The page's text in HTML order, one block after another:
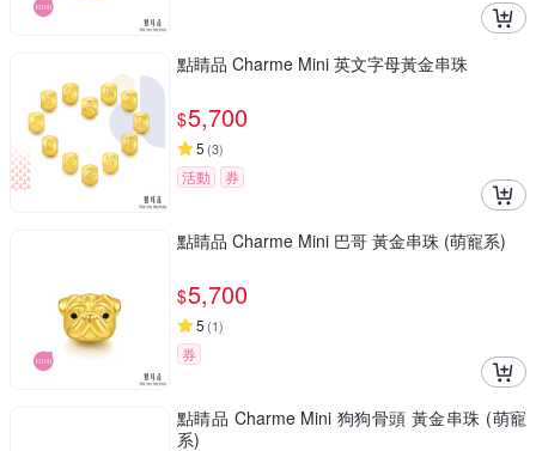
點睛品 Charme Mini 英文字母黃金串珠
$5,700
5 (3)
活動 券
點睛品 Charme Mini 巴哥 黃金串珠 (萌寵系)
$5,700
5 (1)
券
點睛品 Charme Mini 狗狗骨頭 黃金串珠 (萌寵
系)